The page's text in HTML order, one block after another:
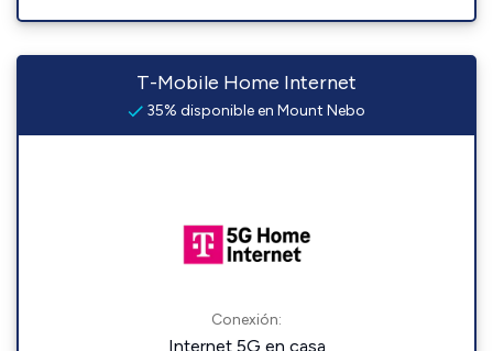
T-Mobile Home Internet
35% disponible en Mount Nebo
Conexión:
Internet 5G en casa